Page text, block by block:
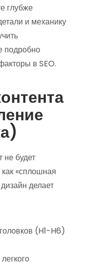
глубже
и механику
подробно
в SEO.
будет
«сплошная
делает
(H1-H6)